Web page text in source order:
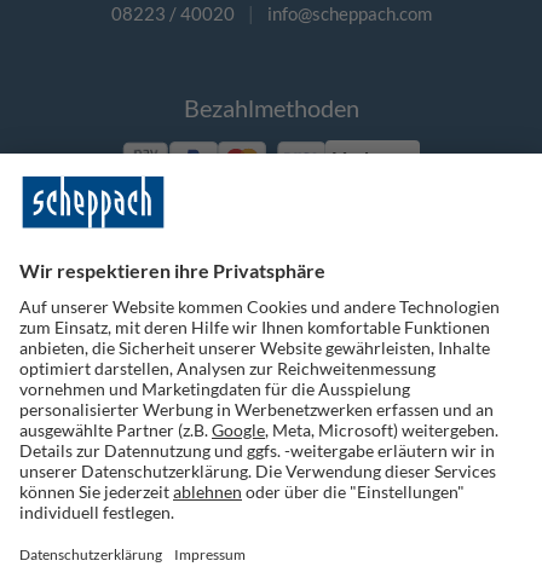
08223 / 40020 | info@scheppach.com
Bezahlmethoden
Vorkasse
Folge uns auf Social Media